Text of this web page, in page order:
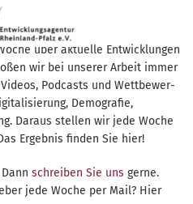
über aktu­el­le Ent­wick­lun­gen
wir bei unse­rer Arbeit immer
Pod­casts und Wett­be­wer­
Demo­gra­fie,
Dar­aus stel­len wir jede Woche
Ergeb­nis fin­den Sie hier!
schrei­ben Sie uns gerne.
jede Woche per Mail? Hier